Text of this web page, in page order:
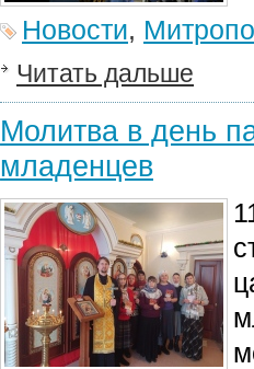
Новости,
Читать дальше
Молитва в день
младенцев